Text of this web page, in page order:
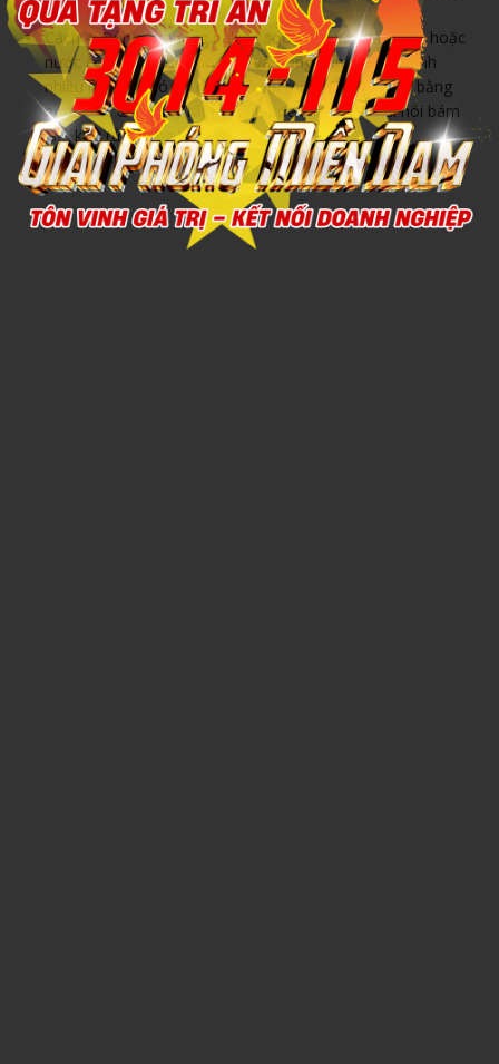
chịu.
Cách 4: Dùng 1 muỗng baking soda pha với giấm táo hoặc
nước cốt chanh, đổ vào bình và đóng nắp rồi lắc mạnh
nhiều lần. Sau đó đổ nước này đi rồi vệ sinh lại bình bằng
nước ấm. Cách này rất hiệu quả để làm sạch mùi hôi bám
lâu, khó rửa trong bình giữ nhiệt.
Sản phẩm khác